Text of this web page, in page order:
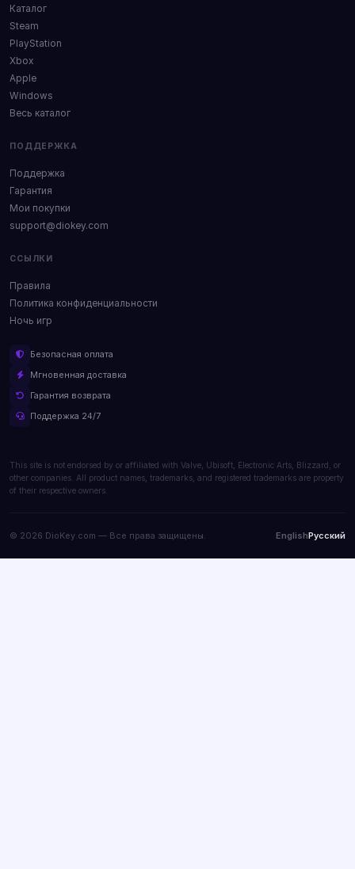
Каталог
Steam
PlayStation
Xbox
Apple
Windows
Весь каталог
ПОДДЕРЖКА
Поддержка
Гарантия
Мои покупки
support@diokey.com
ССЫЛКИ
Правила
Политика конфиденциальности
Ночь игр
Безопасная оплата
Мгновенная доставка
Гарантия возврата
Поддержка 24/7
This site is not endorsed by or affiliated with Valve, Ubisoft, Electronic Arts, Blizzard, or
other companies. All product names, trademarks, and registered trademarks are property
of their respective owners.
© 2026 DioKey.com — Все права защищены. EnglishРусский